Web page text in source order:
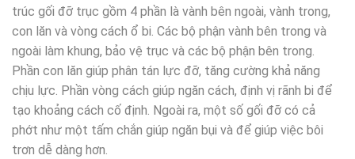
trúc gối đỡ trục gồm 4 phần là vành bên ngoài, vành trong,
con lăn và vòng cách ổ bi. Các bộ phận vành bên trong và
ngoài làm khung, bảo vệ trục và các bộ phận bên trong.
Phần con lăn giúp phân tán lực đỡ, tăng cường khả năng
chịu lực. Phần vòng cách giúp ngăn cách, định vị rãnh bi để
tạo khoảng cách cố định. Ngoài ra, một số gối đỡ có cả
phớt như một tấm chắn giúp ngăn bụi và để giúp việc bôi
trơn dễ dàng hơn.